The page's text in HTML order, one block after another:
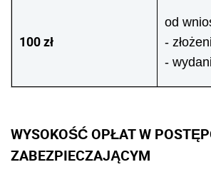
100 zł
od
-
-
WYSOKOŚĆ OPŁAT W
ZABEZPIECZAJĄCYM